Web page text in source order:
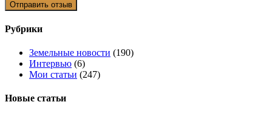
Рубрики
Земельные новости (190)
Интервью (6)
Мои статьи (247)
Новые статьи